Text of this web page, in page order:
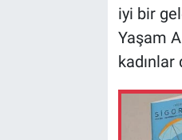
iyi bir
Yaşam